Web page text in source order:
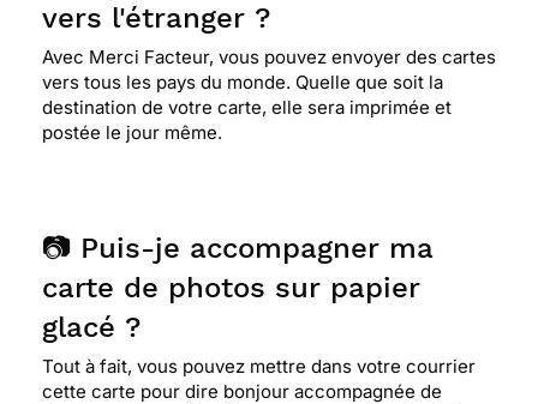
⭐⭐⭐⭐⭐ Le 29/01/2020 : Très jolie carte que j'ai
envoyée à mes grands-parents
⭐⭐⭐⭐ Le 22/01/2020 : Top,
bleu sur une branche fleurie est un message
d'espoir et la beauté et couleur de la nature.
merci
⭐⭐⭐⭐ Le 09/11/2019 : Jolie
vers l'étranger ?
Avec Merci Facteur, vous pouvez envoyer des cartes
vers tous les pays du monde. Quelle que soit la
destination de votre carte, elle sera imprimée et
postée le jour même.
📷 Puis-je accompagner ma
carte de photos sur papier
glacé ?
Tout à fait, vous pouvez mettre dans votre courrier
cette carte pour dire bonjour accompagnée de